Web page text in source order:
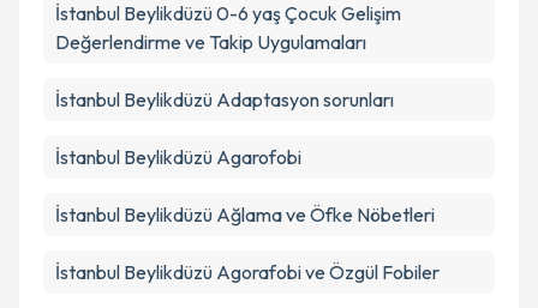
İstanbul Beylikdüzü 0-6 yaş Çocuk Gelişim
Değerlendirme ve Takip Uygulamaları
İstanbul Beylikdüzü Adaptasyon sorunları
İstanbul Beylikdüzü Agarofobi
İstanbul Beylikdüzü Ağlama ve Öfke Nöbetleri
İstanbul Beylikdüzü Agorafobi ve Özgül Fobiler